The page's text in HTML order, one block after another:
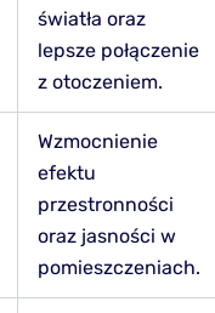
światła oraz
lepsze połączenie
z otoczeniem.
Wzmocnienie
efektu
przestronności
oraz jasności w
pomieszczeniach.